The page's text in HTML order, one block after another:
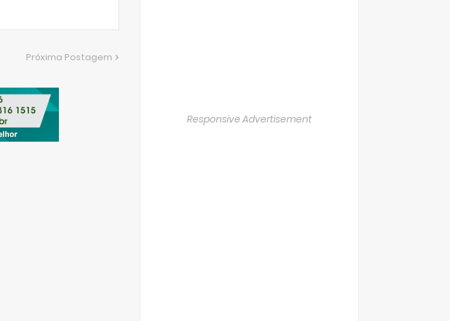
Próxima Postagem
Responsive Advertisement